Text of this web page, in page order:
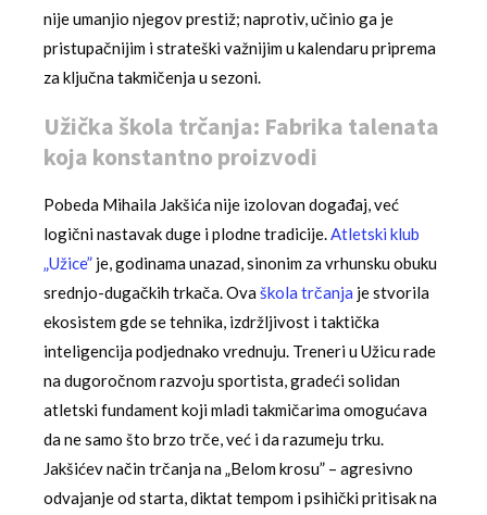
nije umanjio njegov prestiž; naprotiv, učinio ga je
pristupačnijim i strateški važnijim u kalendaru priprema
za ključna takmičenja u sezoni.
Užička škola trčanja: Fabrika talenata
koja konstantno proizvodi
Pobeda Mihaila Jakšića nije izolovan događaj, već
logični nastavak duge i plodne tradicije. Atletski klub
„Užice” je, godinama unazad, sinonim za vrhunsku obuku
srednjo-dugačkih trkača. Ovaškola trčanja je stvorila
ekosistem gde se tehnika, izdržljivost i taktička
inteligencija podjednako vrednuju. Treneri u Užicu rade
na dugoročnom razvoju sportista, gradeći solidan
atletski fundament koji mladi takmičarima omogućava
da ne samo što brzo trče, već i da razumeju trku.
Jakšićev način trčanja na „Belom krosu” – agresivno
odvajanje od starta, diktat tempom i psihički pritisak na